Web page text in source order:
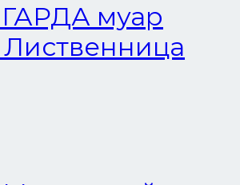
ГАРДА муар
Лиственница